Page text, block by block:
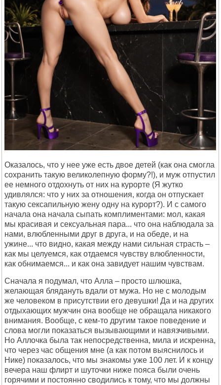
Оказалось, что у нее уже есть двое детей (как она смогла
сохранить такую великолепную форму?!), и муж отпустил
ее немного отдохнуть от них на курорте (Я жутко
удивлялся: что у них за отношения, когда он отпускает
такую сексапильную жену одну на курорт?). И с самого
начала она начала сыпать комплиментами: мол, какая
мы красивая и сексуальная пара... что она наблюдала за
нами, влюбленными друг в друга, и на обеде, и на
ужине... что видно, какая между нами сильная страсть –
как мы целуемся, как отдаемся чувству влюбленности,
как обнимаемся... и как она завидует нашим чувствам.
Сначала я подумал, что Алла – просто шлюшка,
желающая блядануть вдали от мужа. Но не с молодым
же человеком в присутствии его девушки! Да и на других
отдыхающих мужчин она вообще не обращала никакого
внимания. Вообще, с кем-то другим такое поведение и
слова могли показаться вызывающими и навязчивыми.
Но Аллочка была так непосредственна, мила и искренна,
что через час общения мне (а как потом выяснилось и
Нике) показалось, что мы знакомы уже 100 лет. И к концу
вечера наш флирт и шуточки ниже пояса были очень
горячими и постоянно сводились к тому, что мы должны